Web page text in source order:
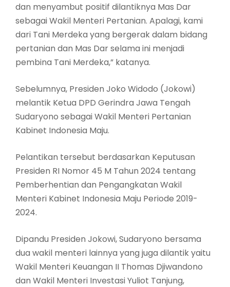
dan menyambut positif dilantiknya Mas Dar
sebagai Wakil Menteri Pertanian. Apalagi, kami
dari Tani Merdeka yang bergerak dalam bidang
pertanian dan Mas Dar selama ini menjadi
pembina Tani Merdeka,” katanya.
Sebelumnya, Presiden Joko Widodo (Jokowi)
melantik Ketua DPD Gerindra Jawa Tengah
Sudaryono sebagai Wakil Menteri Pertanian
Kabinet Indonesia Maju.
Pelantikan tersebut berdasarkan Keputusan
Presiden RI Nomor 45 M Tahun 2024 tentang
Pemberhentian dan Pengangkatan Wakil
Menteri Kabinet Indonesia Maju Periode 2019-
2024.
Dipandu Presiden Jokowi, Sudaryono bersama
dua wakil menteri lainnya yang juga dilantik yaitu
Wakil Menteri Keuangan II Thomas Djiwandono
dan Wakil Menteri Investasi Yuliot Tanjung,